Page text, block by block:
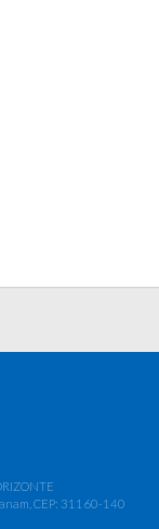
CEP: 31160-140